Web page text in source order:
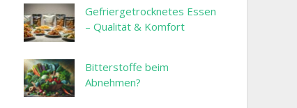
Gefriergetrocknetes Essen
– Qualität & Komfort
Bitterstoffe beim
Abnehmen?